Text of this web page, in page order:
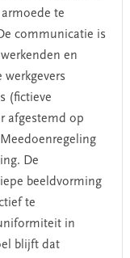
te
communicatie is
en
werkgevers
(fictieve
afgestemd op
De
beeldvorming
te
in
blijft dat